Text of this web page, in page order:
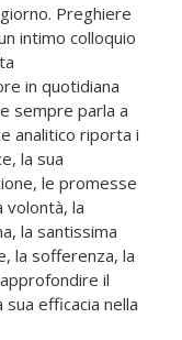
Preghiere
intimo colloquio
in quotidiana
sempre parla a
analitico riporta i
la sua
le promesse
volontà, la
la santissima
la sofferenza, la
il
efficacia nella